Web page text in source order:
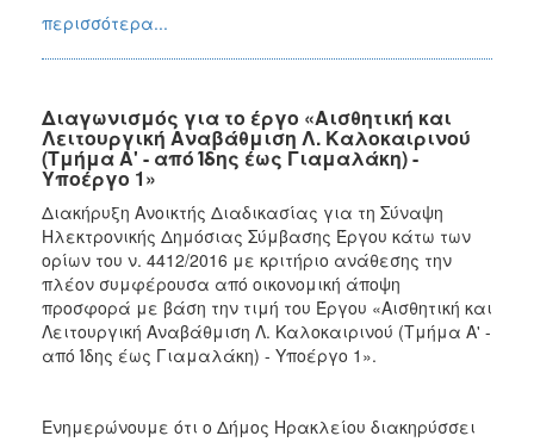
περισσότερα...
Διαγωνισμός για το έργο «Αισθητική και
Λειτουργική Αναβάθμιση Λ. Καλοκαιρινού
(Τμήμα Α' - από Ίδης έως Γιαμαλάκη) -
Υποέργο 1»
Διακήρυξη Ανοικτής Διαδικασίας για τη Σύναψη
Ηλεκτρονικής Δημόσιας Σύμβασης Έργου κάτω των
ορίων του ν. 4412/2016 με κριτήριο ανάθεσης την
πλέον συμφέρουσα από οικονομική άποψη
προσφορά με βάση την τιμή του Έργου «Αισθητική και
Λειτουργική Αναβάθμιση Λ. Καλοκαιρινού (Τμήμα Α' -
από Ίδης έως Γιαμαλάκη) - Υποέργο 1».
Ενημερώνουμε ότι ο Δήμος Ηρακλείου διακηρύσσει